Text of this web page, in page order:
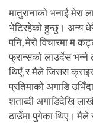
मातुरानाको भनाई मेरा
भेटिरहेको हुन्छु। अन्य
पनि, मेरो विचारमा म
फ्रान्सको लाउर्देस भन्ने
थिएँ, र मैले जिसस
प्रतिमाको अगाडि
शताब्दी अगाडिदेखि
ठाउँमा पुगेका थिए। मैले